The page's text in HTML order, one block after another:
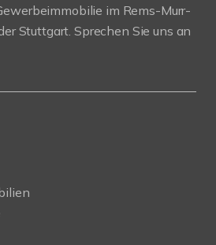
im Rems-Murr-
Stuttgart. Sprechen Sie uns an